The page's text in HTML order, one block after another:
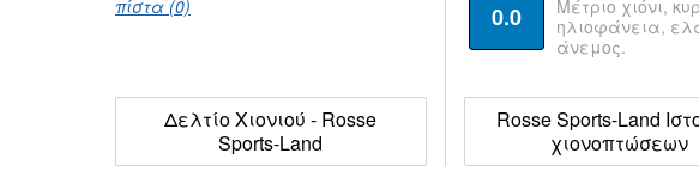
πίστα (0)
Δελτίο Χιονιού - Rosse
Sports-Land
0.0
Μέτριο χιόνι,
ηλιοφάνεια,
άνεμος.
Rosse Sports-Land
χιονοπτώσεων